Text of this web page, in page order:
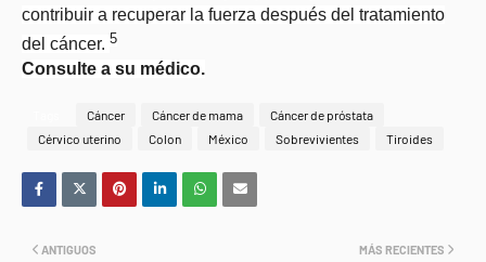
contribuir a recuperar la fuerza después del tratamiento
del cáncer. 5
Consulte a su médico.
Cáncer Cáncer de mama
Cáncer de próstata
Cérvico uterino
Colon México Sobrevivientes Tiroides
MÁS RECIENTES
ANTIGUOS